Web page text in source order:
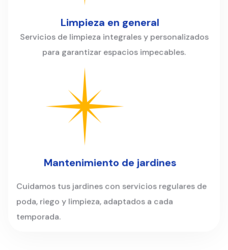
Limpieza en general
Servicios de limpieza integrales y personalizados
para garantizar espacios impecables.
Mantenimiento de jardines
Cuidamos tus jardines con servicios regulares de
poda, riego y limpieza, adaptados a cada
temporada.